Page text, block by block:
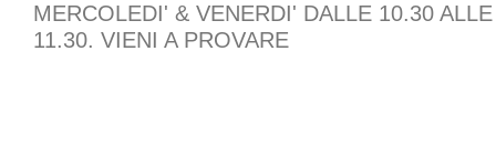
MERCOLEDI' & VENERDI' DALLE 10.30 ALLE
11.30. VIENI A PROVARE